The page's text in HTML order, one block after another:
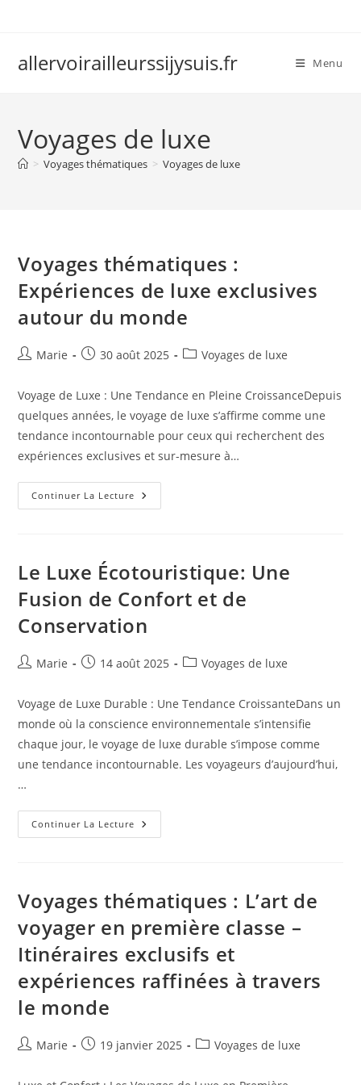
allervoirailleurssijysuis.fr Menu
Voyages de luxe
> Voyages thématiques > Voyages de luxe
Voyages thématiques :
Expériences de luxe exclusives
autour du monde
Auteur/autrice
la
publication :
Marie
Publication
30 août 2025
PostVoyages de luxe
Voyage de Luxe : Une Tendance en Pleine CroissanceDepuis
quelques années, le voyage de luxe s’affirme comme une
tendance incontournable pour ceux qui recherchent des
expériences exclusives et sur-mesure à…
Continuer La Lecture Voyages
Thématiques
Exclusives
Autour
Monde
Le Luxe Écotouristique: Une
Fusion de Confort et de
Conservation
Auteur/autrice
la
publication :
Marie
Publication
14 août 2025
PostVoyages de luxe
Voyage de Luxe Durable : Une Tendance CroissanteDans un
monde où la conscience environnementale s’intensifie
chaque jour, le voyage de luxe durable s’impose comme
une tendance incontournable. Les voyageurs d’aujourd’hui,
…
Continuer La Lecture Le
Luxe
Confort
Et
Conservation
Voyages thématiques : L’art de
voyager en première classe –
Itinéraires exclusifs et
expériences raffinées à travers
le monde
Auteur/autrice
la
Marie
Publication
19 janvier 2025
PostVoyages de luxe